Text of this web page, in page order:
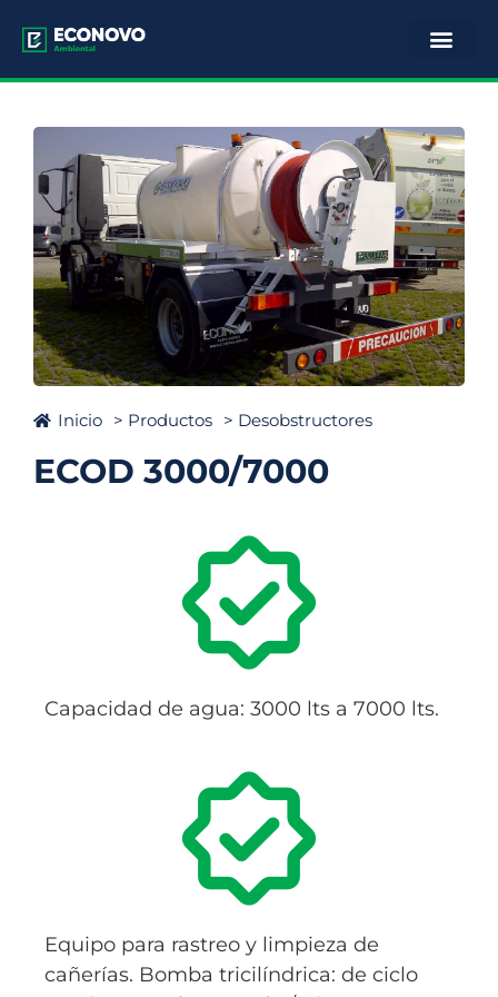
Inicio > Productos > Desobstructores
ECOD 3000/7000
Capacidad de agua: 3000 lts a 7000 lts.
Equipo para rastreo y limpieza de
cañerías. Bomba tricilíndrica: de ciclo